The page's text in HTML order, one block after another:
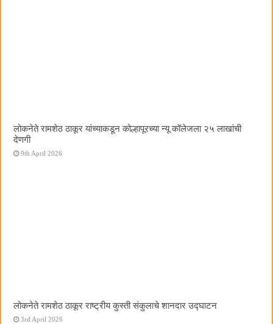
लोकनेते रामशेठ ठाकूर यांच्याकडून कोल्हापूरच्या न्यू कॉलेजला २५ लाखांची
देणगी
9th April 2026
लोकनेते रामशेठ ठाकूर राष्ट्रीय कुस्ती संकुलाचे शानदार उद्घाटन
3rd April 2026